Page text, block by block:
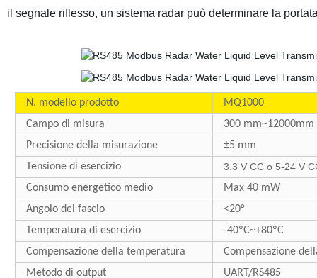
il segnale riflesso, un sistema radar può determinare la
N. modello prodotto
MQ1000
Campo di misura
300 mm~12000mm
Precisione della misurazione
±5 mm
Tensione di esercizio
3.3 V CC o 5-24 V
Consumo energetico medio
Max 40 mW
Angolo del fascio
<20°
Temperatura di esercizio
-40ºC~+80ºC
Compensazione della temperatura
Compensazione
Metodo di output
UART/RS485